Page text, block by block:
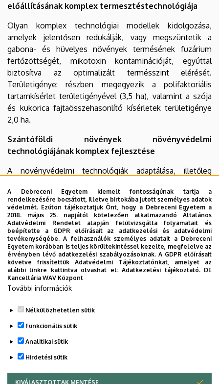
előállításának komplex termesztéstechnológiája
Olyan komplex technológiai modellek kidolgozása,
amelyek jelentősen redukálják, vagy megszüntetik a
gabona- és hüvelyes növények termésének fuzárium
fertőzöttségét, mikotoxin kontaminációját, egyúttal
biztosítva az optimalizált termésszint elérését.
Területigénye: részben megegyezik a polifaktoriális
tartamkísérlet területigényével (3,5 ha), valamint a szója
és kukorica fajtaösszehasonlító kísérletek területigénye
2,0 ha.
Szántóföldi növények növényvédelmi
technológiájának komplex fejlesztése
A növényvédelmi technológiák adaptálása, illetőleg
napraforgó és repce szántóföldi növények esetében. A
kutatások összterületigénye 4 ha.
A szántóföldi növények trágyázási modelljeinek
vizsgálata tartamkísérletben
A hazai vetésszerkezetben legfontosabb növényfajok
(búza, kukorica, napraforgó, repce) trágyázási
modelljeinek komplex vizsgálata csernozjom talajon. A
trágyázás hatásának és hatékonyságának meghatározása
a különböző évjárat típusokban. Területigénye: 2 ha.
Legutóbbi frissítés: 2023. 02. 28. 15:15
A Debreceni Egyetem kiemelt fontosságúnak tartja a
rendelkezésére bocsátott, illetve birtokába jutott személyes adatok
védelmét. Ezúton tájékoztatjuk Önt, hogy a Debreceni Egyetem a
2018. május 25. napjától kötelezően alkalmazandó Általános
Adatvédelmi Rendelet alapján felülvizsgálta folyamatait és
beépítette a GDPR előírásait az adatkezelési és adatvédelmi
tevékenységébe. A felhasználók személyes adatait a Debreceni
Egyetem korábban is teljes körültekintéssel kezelte, megfelelve az
érvényben lévő adatkezelési szabályozásoknak. A GDPR előírásait
követve frissítettük Adatvédelmi Tájékoztatónkat, amelyet az
alábbi linkre kattintva olvashat el:Adatkezelési tájékoztató. DE
Kancellária WAV Központ
További információk
Nélkülözhetetlen sütik
Funkcionális sütik
Analitikai sütik
Hirdetési sütik
KIVÁLASZTOTTAK MENTÉSE
WITHDRAW CONSENT